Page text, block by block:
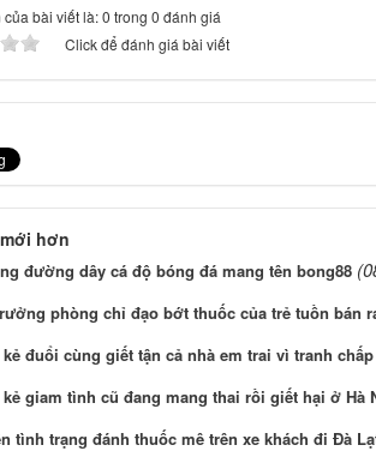
bài viết là: 0 trong 0 đánh giá
Click để đánh giá bài viết
hơn
đường dây cá độ bóng đá mang tên bong88
phòng chỉ đạo bớt thuốc của trẻ tuồn bán
đuổi cùng giết tận cả nhà em trai vì tranh
giam tình cũ đang mang thai rồi giết hại ở Hà
tình trạng đánh thuốc mê trên xe khách đi Đà